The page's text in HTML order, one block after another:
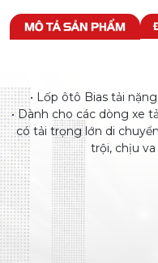
MÔ TẢ SẢN PHẨM
• Lốp ôtô Bias tải
• Dành cho các dòng xe
có tải trọng lớn di
trội, chịu